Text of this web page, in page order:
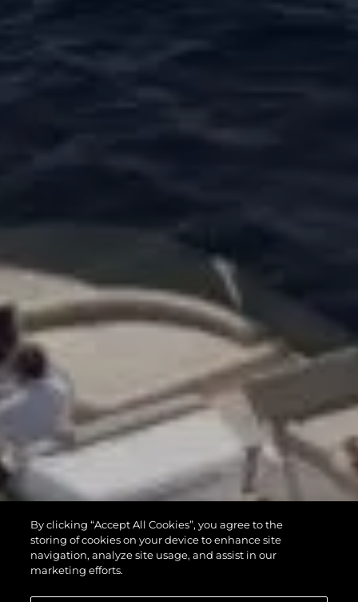
By clicking “Accept All Cookies”, you agree to the
storing of cookies on your device to enhance site
navigation, analyze site usage, and assist in our
marketing efforts.